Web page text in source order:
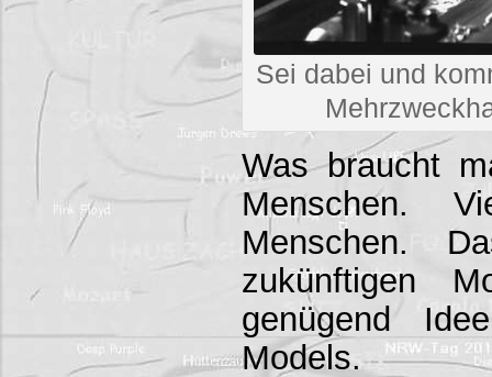
Sei dabei und
Was braucht
Menschen.
Menschen.
zukünftigen
genügend
Models.